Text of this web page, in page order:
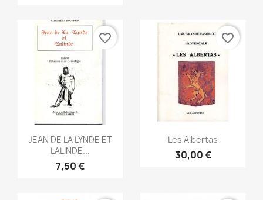
Snabbvy
JEAN DE LA LYNDE ET
LALINDE...
7,50 €
favorite_border
Snabbvy
Les Albertas
30,00 €
favorite_border